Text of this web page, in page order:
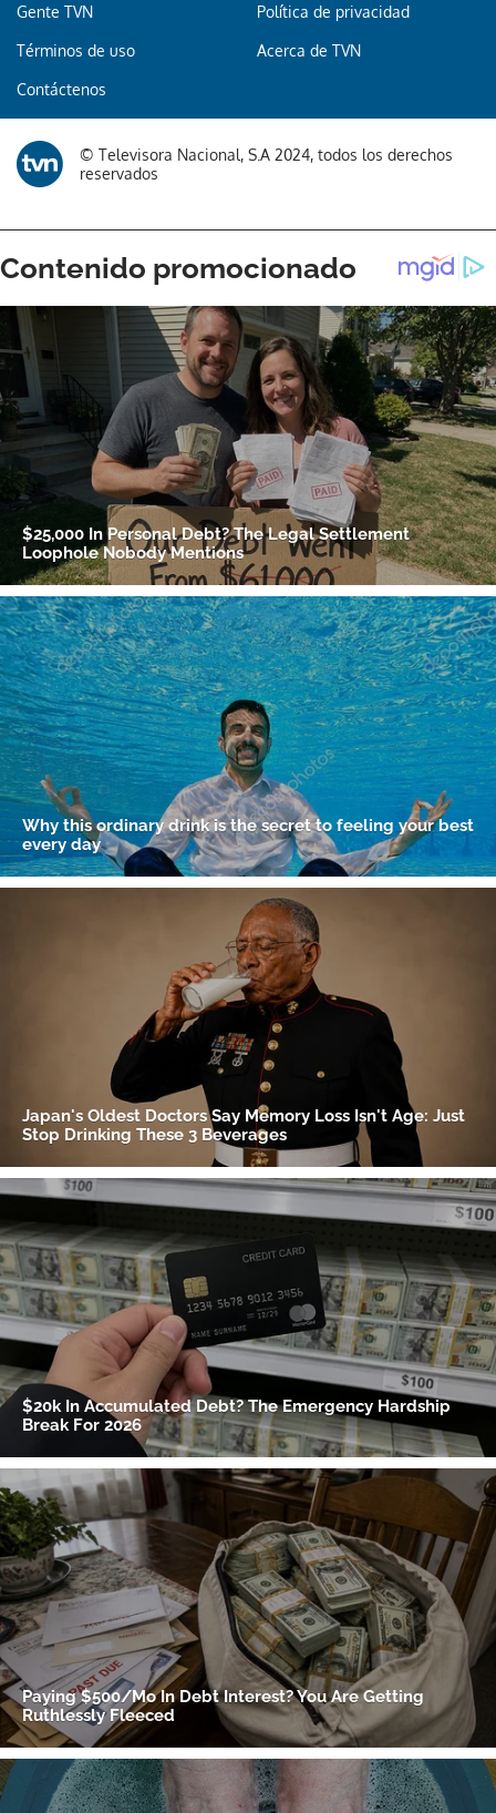
ACEPTAR
Gente TVN Política de privacidad
Términos de uso Acerca de TVN
Contáctenos
© Televisora Nacional, S.A 2024, todos los derechos
reservados